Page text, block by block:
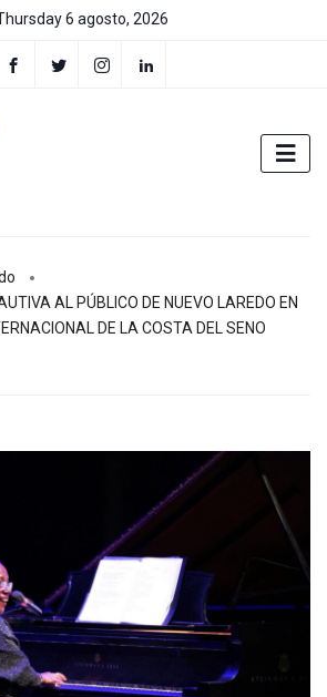
6 agosto, 2026
AL PÚBLICO DE NUEVO LAREDO EN
DE LA COSTA DEL SENO